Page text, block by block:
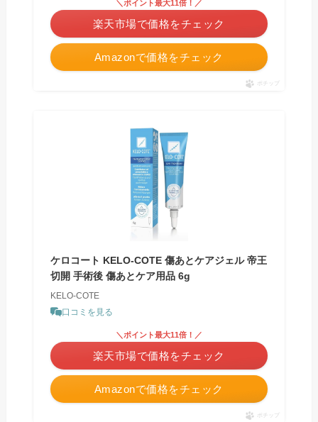
Amazonで価格をチェック
＼ポイント最大11倍！／
楽天市場で価格をチェック
ポチップ
ケロコート KELO-COTE 傷あとケアジェル 帝王
切開 手術後 傷あとケア用品 6g
KELO-COTE
口コミを見る
Amazonで価格をチェック
＼ポイント最大11倍！／
楽天市場で価格をチェック
ポチップ